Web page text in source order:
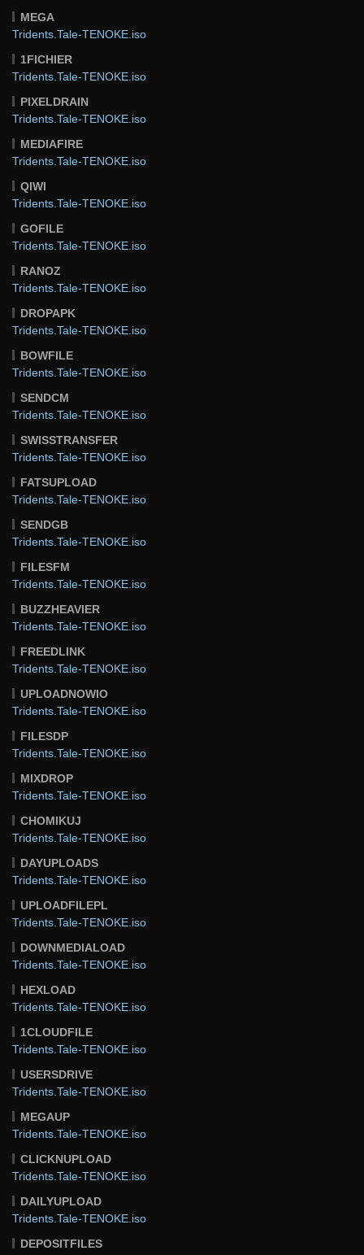
MEGA
Tridents.Tale-TENOKE.iso
1FICHIER
Tridents.Tale-TENOKE.iso
PIXELDRAIN
Tridents.Tale-TENOKE.iso
MEDIAFIRE
Tridents.Tale-TENOKE.iso
QIWI
Tridents.Tale-TENOKE.iso
GOFILE
Tridents.Tale-TENOKE.iso
RANOZ
Tridents.Tale-TENOKE.iso
DROPAPK
Tridents.Tale-TENOKE.iso
BOWFILE
Tridents.Tale-TENOKE.iso
SENDCM
Tridents.Tale-TENOKE.iso
SWISSTRANSFER
Tridents.Tale-TENOKE.iso
FATSUPLOAD
Tridents.Tale-TENOKE.iso
SENDGB
Tridents.Tale-TENOKE.iso
FILESFM
Tridents.Tale-TENOKE.iso
BUZZHEAVIER
Tridents.Tale-TENOKE.iso
FREEDLINK
Tridents.Tale-TENOKE.iso
UPLOADNOWIO
Tridents.Tale-TENOKE.iso
FILESDP
Tridents.Tale-TENOKE.iso
MIXDROP
Tridents.Tale-TENOKE.iso
CHOMIKUJ
Tridents.Tale-TENOKE.iso
DAYUPLOADS
Tridents.Tale-TENOKE.iso
UPLOADFILEPL
Tridents.Tale-TENOKE.iso
DOWNMEDIALOAD
Tridents.Tale-TENOKE.iso
HEXLOAD
Tridents.Tale-TENOKE.iso
1CLOUDFILE
Tridents.Tale-TENOKE.iso
USERSDRIVE
Tridents.Tale-TENOKE.iso
MEGAUP
Tridents.Tale-TENOKE.iso
CLICKNUPLOAD
Tridents.Tale-TENOKE.iso
DAILYUPLOAD
Tridents.Tale-TENOKE.iso
DEPOSITFILES